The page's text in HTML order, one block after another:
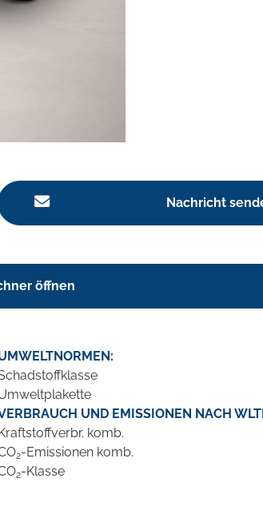
Nachricht
öffnen
UND EMISSIONEN NACH
komb.
2-Emissionen komb.
2-Klasse